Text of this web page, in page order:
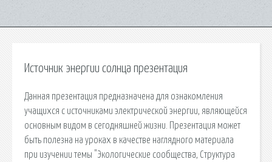
Источник энергии солнца презентация
Данная презентация предназначена для ознакомления
учащихся с источниками электрической энергии, являющейся
основным видом в сегодняшней жизни. Презентация может
быть полезна на уроках в качестве наглядного материала
при изучении темы "Экологические сообщества, Структура